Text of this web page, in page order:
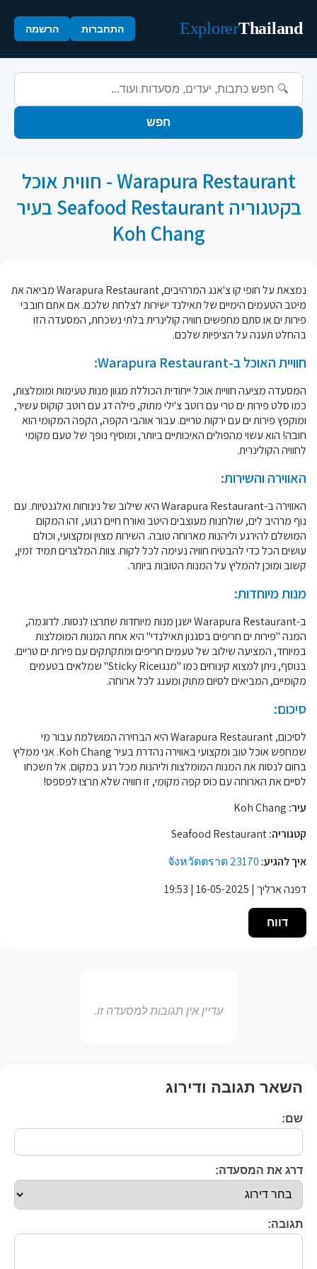
Thailand
Explorer התחברות הרשמה
חפש
Warapura Restaurant - חווית אוכל
בקטגוריה Seafood Restaurant בעיר
Koh Chang
נמצאת על חופי קו צ'אנג המרהיבים, Warapura Restaurant מביאה את
מיטב הטעמים הימיים של תאילנד ישירות לצלחת שלכם. אם אתם חובבי
פירות ים או סתם מחפשים חוויה קולינרית בלתי נשכחת, המסעדה הזו
בהחלט תענה על הציפיות שלכם.
חוויית האוכל ב-Warapura Restaurant:
המסעדה מציעה חוויית אוכל ייחודית הכוללת מגוון מנות טעימות ומומלצות,
כמו סלט פירות ים טרי עם רוטב צ'ילי מתוק, פילה דג עם רוטב קוקוס עשיר,
ומוקפץ פירות ים עם ירקות טריים. עבור אוהבי הקפה, הקפה המקומי הוא
חובה! הוא עשוי מהפולים האיכותיים ביותר, ומוסיף נופך של טעם מקומי
לחוויה הקולינרית.
האווירה והשירות:
האווירה ב-Warapura Restaurant היא שילוב של נינוחות ואלגנטיות. עם
נוף מרהיב לים, שולחנות מעוצבים היטב ואורח חיים רגוע, זהו המקום
המושלם להירגע וליהנות מארוחה טובה. השירות מצוין ומקצועי, וכולם
עושים הכל כדי להבטיח חוויה נעימה לכל לקוח. צוות המלצרים תמיד זמין,
קשוב ומוכן להמליץ על המנות הטובות ביותר.
מנות מיוחדות:
ב-Warapura Restaurant ישנן מנות מיוחדות שתרצו לנסות. לדוגמה,
המנה "פירות ים חריפים בסגנון תאילנדי" היא אחת המנות המומלצות
במיוחד, המציעה שילוב של טעמים חריפים ומתקתקים עם פירות ים טריים.
בנוסף, ניתן למצוא קינוחים כמו "מנגוSticky Rice" שמלאים בטעמים
מקומיים, המביאים לסיום מתוק ומענג לכל ארוחה.
סיכום:
לסיכום, Warapura Restaurant היא הבחירה המושלמת עבור מי
שמחפש אוכל טוב ומקצועי באווירה נהדרת בעיר Koh Chang. אני ממליץ
בחום לנסות את המנות המומלצות וליהנות מכל רגע במקום. אל תשכחו
לסיים את הארוחה עם כוס קפה מקומי, זו חוויה שלא תרצו לפספס!
עיר:
קטגוריה:
איך להגיע: จังหวัดตราด 23170
דפנה ארליך | 16-05-2025 | 19:53
דווח
עדיין אין תגובות למסעדה זו.
השאר תגובה ודירוג
שם:
דרג את המסעדה:
תגובה: